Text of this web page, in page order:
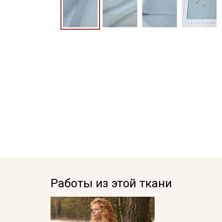
Работы из этой ткани